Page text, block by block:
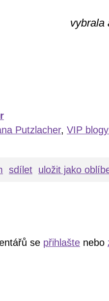
vybrala
Putzlacher, VIP
sdílet uložit jako
se přihlašte nebo